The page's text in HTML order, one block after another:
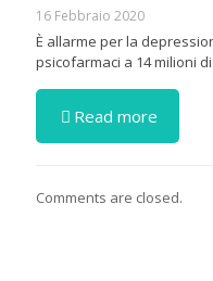
16 Febbraio 2020
È allarme per la
psicofarmaci a 14 milioni
Read more
Comments are closed.